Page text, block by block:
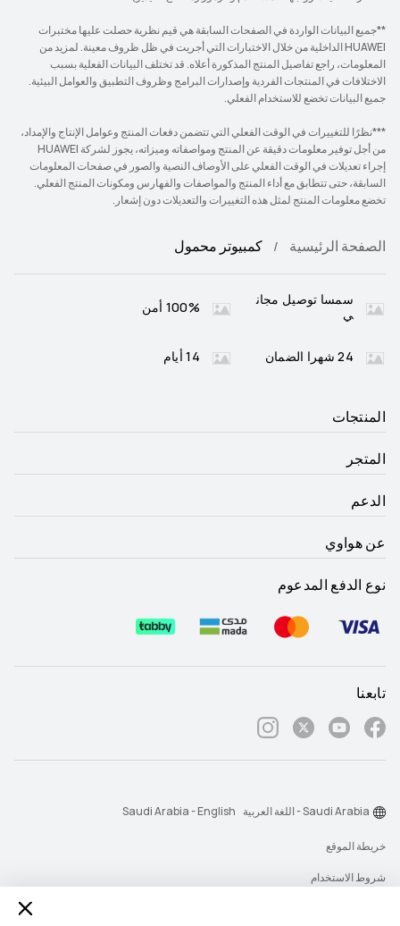
**جميع البيانات الواردة في الصفحات السابقة هي قيم نظرية حصلت عليها مختبرات
HUAWEI الداخلية من خلال الاختبارات التي أجريت في ظل ظروف معينة. لمزيد من
المعلومات، راجع تفاصيل المنتج المذكورة أعلاه. قد تختلف البيانات الفعلية بسبب
الاختلافات في المنتجات الفردية وإصدارات البرامج وظروف التطبيق والعوامل البيئية.
جميع البيانات تخضع للاستخدام الفعلي.
***نظرًا للتغييرات في الوقت الفعلي التي تتضمن دفعات المنتج وعوامل الإنتاج والإمداد،
من أجل توفير معلومات دقيقة عن المنتج ومواصفاته وميزاته، يجوز لشركة HUAWEI
إجراء تعديلات في الوقت الفعلي على الأوصاف النصية والصور في صفحات المعلومات
السابقة، حتى تتطابق مع أداء المنتج والمواصفات والفهارس ومكونات المنتج الفعلي.
تخضع معلومات المنتج لمثل هذه التغييرات والتعديلات دون إشعار.
الصفحة الرئيسية كمبيوتر محمول
سمسا توصيل مجان
ي
100% أمن
24 شهرا الضمان 14 أيام
المنتجات
المتجر
الدعم
عن هواوي
نوع الدفع المدعوم
تابعنا
خريطة الموقع
شروط الاستخدام
Saudi Arabia - اللغة العربية Saudi Arabia - English